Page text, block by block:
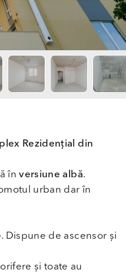
Rezidențial din
înversiune albă.
urban dar în
. Dispune de ascensor și
și toate au